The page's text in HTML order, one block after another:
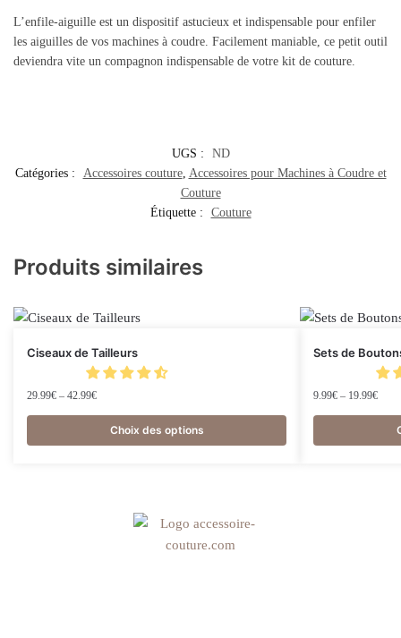
L’enfile-aiguille est un dispositif astucieux et indispensable pour enfiler
les aiguilles de vos machines à coudre. Facilement maniable, ce petit outil
deviendra vite un compagnon indispensable de votre kit de couture.
UGS :
ND
Catégories :
Accessoires couture, Accessoires pour Machines à Coudre et
Couture
Étiquette :
Couture
Produits similaires
Ciseaux de Tailleurs
29.99€ – 42.99€
Choix des options
Sets de
9.99€ – 19.99€